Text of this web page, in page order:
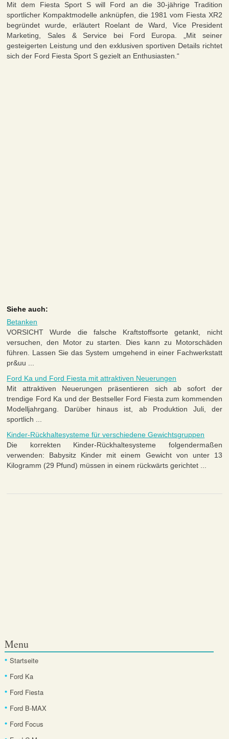
Mit dem Fiesta Sport S will Ford an die 30-jährige Tradition
sportlicher Kompaktmodelle anknüpfen, die 1981 vom Fiesta XR2
begründet wurde, erläutert Roelant de Ward, Vice President
Marketing, Sales & Service bei Ford Europa. „Mit seiner
gesteigerten Leistung und den exklusiven sportiven Details richtet
sich der Ford Fiesta Sport S gezielt an Enthusiasten.“
Siehe auch:
Betanken
VORSICHT Wurde die falsche Kraftstoffsorte getankt, nicht
versuchen, den Motor zu starten. Dies kann zu Motorschäden
führen. Lassen Sie das System umgehend in einer Fachwerkstatt
pr&uu ...
Ford Ka und Ford Fiesta mit attraktiven Neuerungen
Mit attraktiven Neuerungen präsentieren sich ab sofort der
trendige Ford Ka und der Bestseller Ford Fiesta zum kommenden
Modelljahrgang. Darüber hinaus ist, ab Produktion Juli, der
sportlich ...
Kinder-Rückhaltesysteme für verschiedene Gewichtsgruppen
Die korrekten Kinder-Rückhaltesysteme folgendermaßen
verwenden: Babysitz Kinder mit einem Gewicht von unter 13
Kilogramm (29 Pfund) müssen in einem rückwärts gerichtet ...
Menu
Startseite
Ford Ka
Ford Fiesta
Ford B-MAX
Ford Focus